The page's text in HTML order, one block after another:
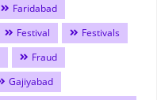
Faridabad
Festival
Festivals
Fraud
Gajiyabad